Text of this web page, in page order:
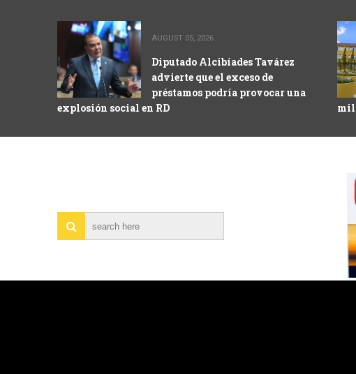
AUGUST 05, 2026
Diputado Alcibíades Tavárez
advierte que el exceso de
préstamos podría provocar una
explosión social en RD
mil